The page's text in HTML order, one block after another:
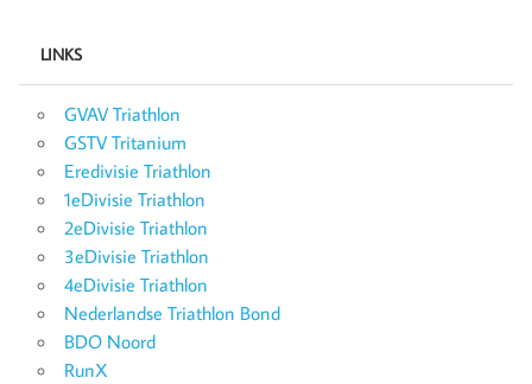
LINKS
GVAV Triathlon
GSTV Tritanium
Eredivisie Triathlon
1eDivisie Triathlon
2eDivisie Triathlon
3eDivisie Triathlon
4eDivisie Triathlon
Nederlandse Triathlon Bond
BDO Noord
RunX